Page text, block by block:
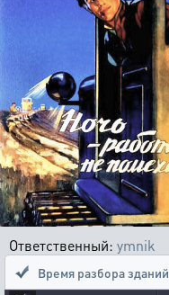
Ответственный: ymnik
Время разбора зданий